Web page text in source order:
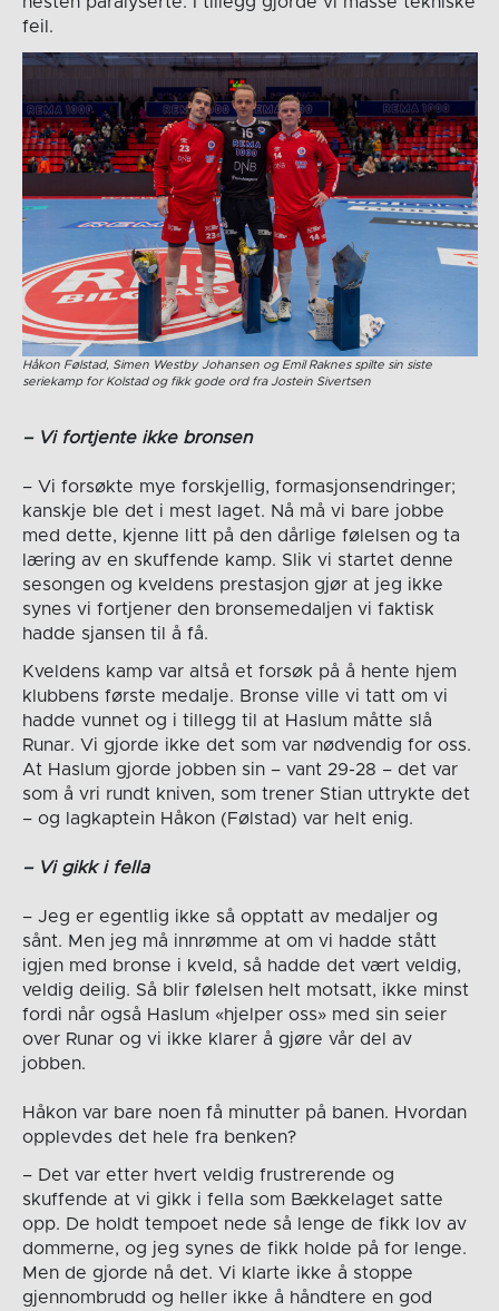
feil.
Håkon Følstad, Simen Westby Johansen og Emil Raknes spilte sin siste
seriekamp for Kolstad og fikk gode ord fra Jostein Sivertsen
– Vi fortjente ikke bronsen
– Vi forsøkte mye forskjellig, formasjonsendringer;
kanskje ble det i mest laget. Nå må vi bare jobbe
med dette, kjenne litt på den dårlige følelsen og ta
læring av en skuffende kamp. Slik vi startet denne
sesongen og kveldens prestasjon gjør at jeg ikke
synes vi fortjener den bronsemedaljen vi faktisk
hadde sjansen til å få.
Kveldens kamp var altså et forsøk på å hente hjem
klubbens første medalje. Bronse ville vi tatt om vi
hadde vunnet og i tillegg til at Haslum måtte slå
Runar. Vi gjorde ikke det som var nødvendig for oss.
At Haslum gjorde jobben sin – vant 29-28 – det var
som å vri rundt kniven, som trener Stian uttrykte det
– og lagkaptein Håkon (Følstad) var helt enig.
– Vi gikk i fella
– Jeg er egentlig ikke så opptatt av medaljer og
sånt. Men jeg må innrømme at om vi hadde stått
igjen med bronse i kveld, så hadde det vært veldig,
veldig deilig. Så blir følelsen helt motsatt, ikke minst
fordi når også Haslum «hjelper oss» med sin seier
over Runar og vi ikke klarer å gjøre vår del av
jobben.
Håkon var bare noen få minutter på banen. Hvordan
opplevdes det hele fra benken?
– Det var etter hvert veldig frustrerende og
skuffende at vi gikk i fella som Bækkelaget satte
opp. De holdt tempoet nede så lenge de fikk lov av
dommerne, og jeg synes de fikk holde på for lenge.
Men de gjorde nå det. Vi klarte ikke å stoppe
gjennombrudd og heller ikke å håndtere en god